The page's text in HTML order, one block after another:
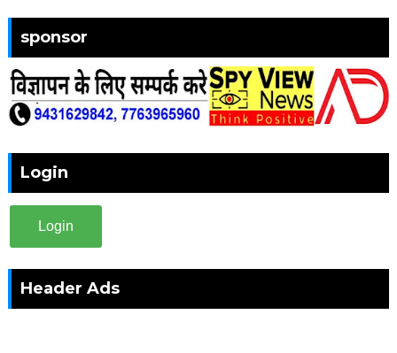
sponsor
Login
Login
Header Ads